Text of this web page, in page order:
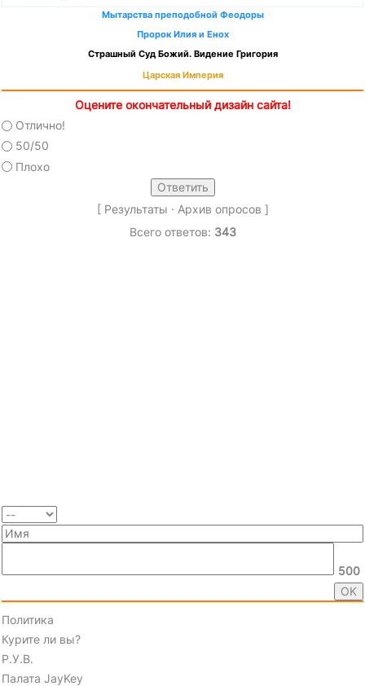
Мытарства преподобной Феодоры
Пророк Илия и Енох
Страшный Суд Божий. Видение Григория
Царская Империя
Оцените окончательный дизайн сайта!
Отлично!
50/50
Плохо
[ Результаты · Архив опросов ]
Всего ответов: 343
500
Политика
Курите ли вы?
Р.У.В.
Палата JayKey